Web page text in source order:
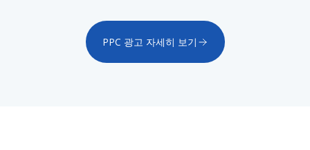
PPC 광고 자세히 보기